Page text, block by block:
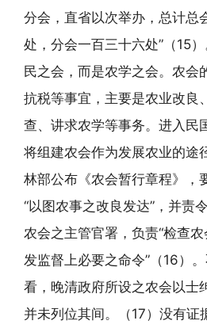
分会，直省以次举办，总计总
处，分会一百三十六处”（15
民之会，而是农学之会。农会
抗税等事宜，主要是农业改良
查、讲求农学等事务。进入民
将组建农会作为发展农业的途
林部公布《农会暂行章程》，
“以图农事之改良发达”，并责
农会之主管官署，负责“检查
发监督上必要之命令”（16）
看，晚清政府所设之农会以士
并未列位其间。（17）没有证